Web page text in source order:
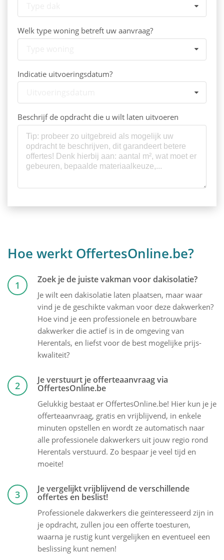
Welk type woning betreft uw aanvraag?
Indicatie uitvoeringsdatum?
Beschrijf de opdracht die u wilt laten uitvoeren
Hoe werkt OffertesOnline.be?
1 Zoek je de juiste vakman voor dakisolatie?
Je wilt een dakisolatie laten plaatsen, maar waar
vind je de geschikte vakman voor deze dakwerken?
Hoe vind je een professionele en betrouwbare
dakwerker die actief is in de omgeving van
Herentals, en liefst voor de best mogelijke prijs-
kwaliteit?
2 Je verstuurt je offerteaanvraag via
OffertesOnline.be
Gelukkig bestaat er OffertesOnline.be! Hier kun je je
offerteaanvraag, gratis en vrijblijvend, in enkele
minuten opstellen en wordt ze automatisch naar
alle professionele dakwerkers uit jouw regio rond
Herentals verstuurd. Zo bespaar je veel tijd en
moeite!
3 Je vergelijkt vrijblijvend de verschillende
offertes en beslist!
Professionele dakwerkers die geïnteresseerd zijn in
je opdracht, zullen jou een offerte toesturen,
waarna je rustig kunt vergelijken en eventueel een
beslissing kunt nemen!